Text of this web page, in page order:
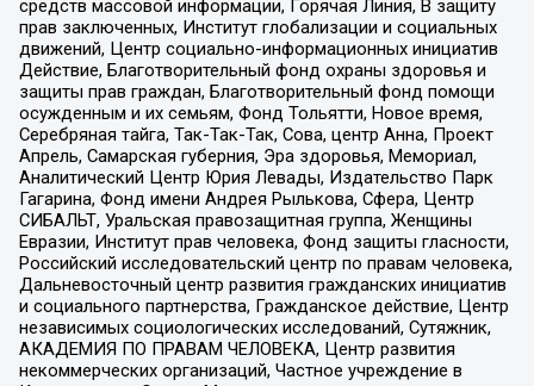
средств массовой информации, Горячая Линия, В защиту
прав заключенных, Институт глобализации и социальных
движений, Центр социально-информационных инициатив
Действие, Благотворительный фонд охраны здоровья и
защиты прав граждан, Благотворительный фонд помощи
осужденным и их семьям, Фонд Тольятти, Новое время,
Серебряная тайга, Так-Так-Так, Сова, центр Анна, Проект
Апрель, Самарская губерния, Эра здоровья, Мемориал,
Аналитический Центр Юрия Левады, Издательство Парк
Гагарина, Фонд имени Андрея Рылькова, Сфера, Центр
СИБАЛЬТ, Уральская правозащитная группа, Женщины
Евразии, Институт прав человека, Фонд защиты гласности,
Российский исследовательский центр по правам человека,
Дальневосточный центр развития гражданских инициатив
и социального партнерства, Гражданское действие, Центр
независимых социологических исследований, Сутяжник,
АКАДЕМИЯ ПО ПРАВАМ ЧЕЛОВЕКА, Центр развития
некоммерческих организаций, Частное учреждение в